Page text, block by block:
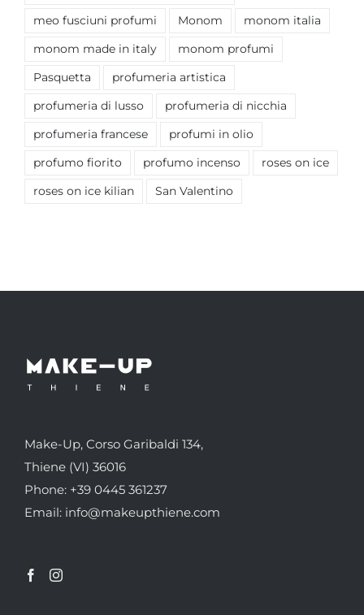
meo fusciuni profumi Monom monom italia
monom made in italy monom profumi
Pasquetta profumeria artistica
profumeria di lusso profumeria di nicchia
profumeria francese profumi in olio
profumo fiorito profumo incenso roses on ice
roses on ice kilian San Valentino
Make-Up, Corso Garibaldi 134,
Thiene (VI) 36016
Phone: +39 0445 361237
Email: info@makeupthiene.com